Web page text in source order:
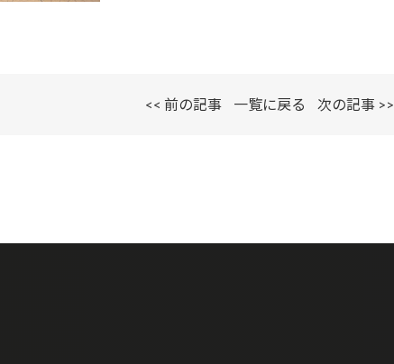
<< 前の記事 一覧に戻る 次の記事 >>